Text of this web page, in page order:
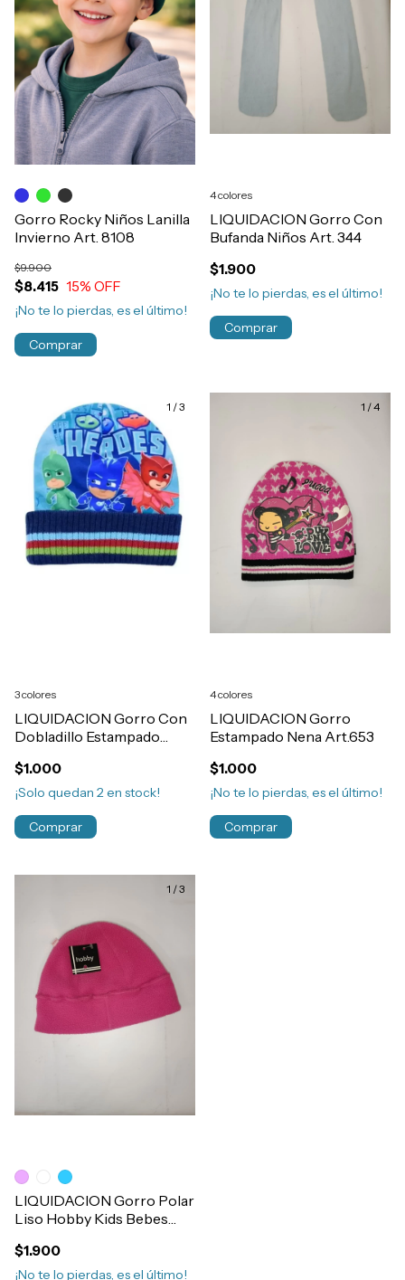
Gorro Rocky Niños Lanilla
Invierno Art. 8108
$8.415
$9.900
15% OFF
¡No te lo pierdas, es el último!
Comprar
LIQUIDACION Gorro Con
Bufanda Niños Art. 344
$1.900
¡No te lo pierdas, es el último!
4 colores
Comprar
1 /3
LIQUIDACION Gorro Con
Dobladillo Estampado
$1.000
¡Solo quedan 2en stock!
3 colores
Comprar
1 /4
LIQUIDACION Gorro
Estampado Nena Art.653
$1.000
¡No te lo pierdas, es el último!
4 colores
Comprar
1 /3
LIQUIDACION Gorro Polar
Liso Hobby Kids Bebes
$1.900
¡No te lo pierdas, es el último!